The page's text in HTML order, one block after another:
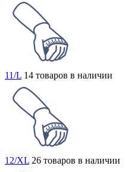
11/L 14 товаров в наличии
12/XL 26 товаров в наличии